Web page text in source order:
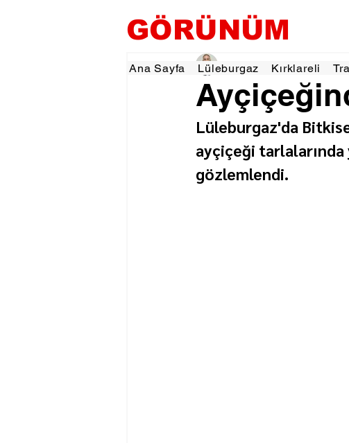
GÖRÜNÜM
Ana Sayfa Lüleburgaz Kırklareli
Hamza Dalgıç 22 Tem 20251
Lüleburgaz'da
ayçiçeği
gözlemlendi.